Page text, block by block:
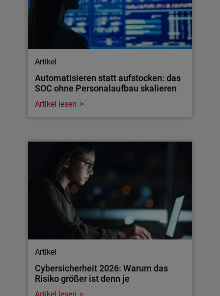
Artikel
Automatisieren statt aufstocken: das
SOC ohne Personalaufbau skalieren
Artikel lesen
Artikel
Cybersicherheit 2026: Warum das
Risiko größer ist denn je